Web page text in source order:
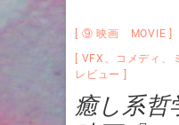
⑨ 映画 MOVIE
VFX
コメディ
レビュー
癒し系哲